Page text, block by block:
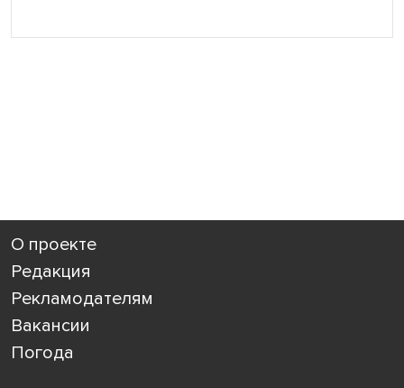
О проекте
Редакция
Рекламодателям
Вакансии
Погода